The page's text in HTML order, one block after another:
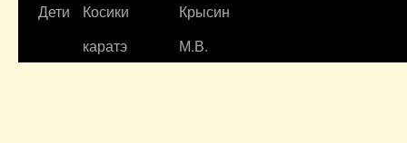
Дети
Косики
каратэ
Крысин
М.В.